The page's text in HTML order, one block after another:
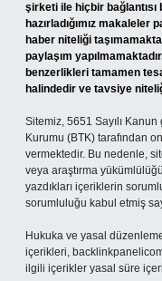
şirketi ile hiçbir bağlantısı
hazırladığımız
haber niteliği
paylaşım
benzerlikleri tamamen
halindedir ve tavsiye
Sitemiz, 5651 Sayılı
Kurumu (BTK) tarafından
vermektedir. Bu nedenle,
veya araştırma
yazdıkları içeriklerin
sorumluluğu kabul etmiş
Hukuka ve yasal
içerikleri,
ilgili içerikler yasal süre